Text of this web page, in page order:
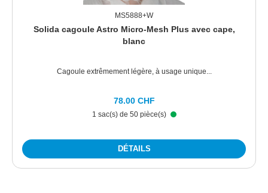
MS5888+W
Solida cagoule Astro Micro-Mesh Plus avec cape,
blanc
Cagoule extrêmement légère, à usage unique...
1 sac(s) de 50 pièce(s)
78.00 CHF
DÉTAILS